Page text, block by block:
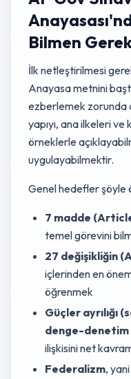
Bilmen
İlk netleştirilmesi
Anayasa metnini
ezberlemek zorunda
yapıyı, ana ilkeleri
örneklerle
uygulayabilmektir.
Genel hedefler şöyle
7 madde
temel görevini
27 değişikliğin
içlerinden en
öğrenmek
Güçler ayrılığı
denge-denetim
ilişkisini net
Federalizm,